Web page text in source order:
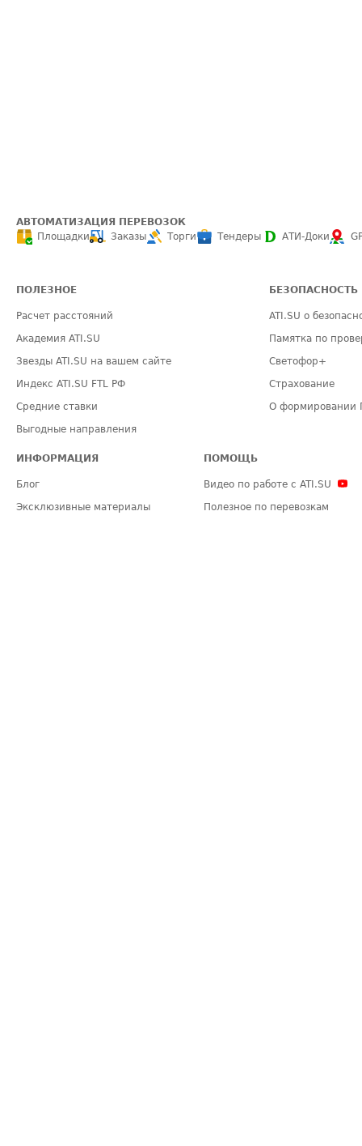
АВТОМАТИЗАЦИЯ ПЕРЕВОЗОК
Площадки
Заказы Торги Тендеры АТИ-Доки
ПОЛЕЗНОЕ
Расчет расстояний
Академия ATI.SU
Звезды ATI.SU на вашем сайте
Индекс ATI.SU FTL РФ
Средние ставки
Выгодные направления
БЕЗОПАСНОСТЬ
ATI.SU о
Памятка по
Светофор+
Страхование
О формировании
ИНФОРМАЦИЯ
Блог
Эксклюзивные материалы
ПОМОЩЬ
Видео по работе с ATI.SU
Полезное по перевозкам